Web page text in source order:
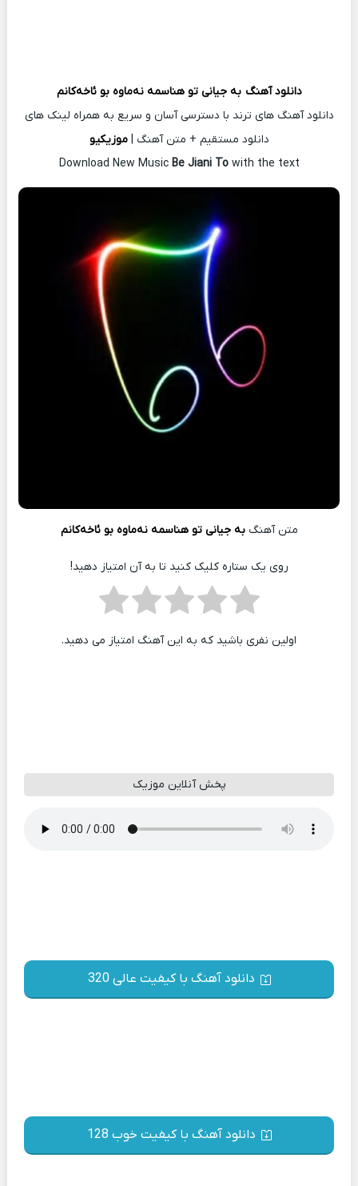
دانلود آهنگ به جیانی تو هناسمه نه‌ماوه بو ئاخه‌کانم
دانلود آهنگ های ترند با دسترسی آسان و سریع به همراه لینک های
دانلود مستقیم + متن آهنگ | موزیکیو
Download New Music Be Jiani To with the text
متن آهنگبه جیانی تو هناسمه نه‌ماوه بو ئاخه‌کانم
روی یک ستاره کلیک کنید تا به آن امتیاز دهید!
اولین نفری باشید که به این آهنگ امتیاز می دهید.
پخش آنلاین موزیک
دانلود آهنگ با کیفیت عالی 320
دانلود آهنگ با کیفیت خوب 128